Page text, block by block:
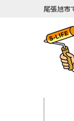
尾張旭市